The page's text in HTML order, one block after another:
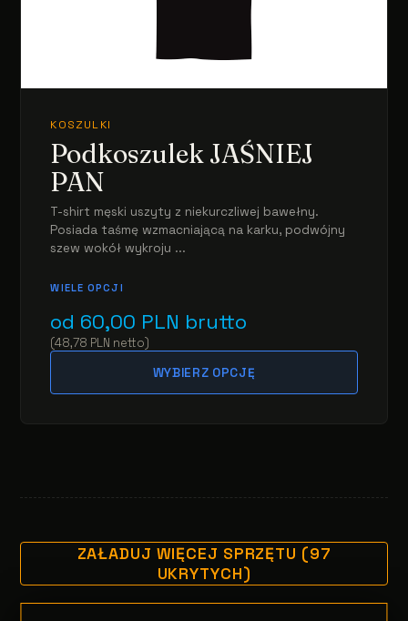
KOSZULKI
Podkoszulek JAŚNIEJ
PAN
T-shirt męski uszyty z niekurczliwej bawełny.
Posiada taśmę wzmacniającą na karku, podwójny
szew wokół wykroju ...
WIELE OPCJI
od 60,00 PLN brutto
(48,78 PLN netto)
WYBIERZ OPCJĘ
ZAŁADUJ WIĘCEJ SPRZĘTU (97
UKRYTYCH)